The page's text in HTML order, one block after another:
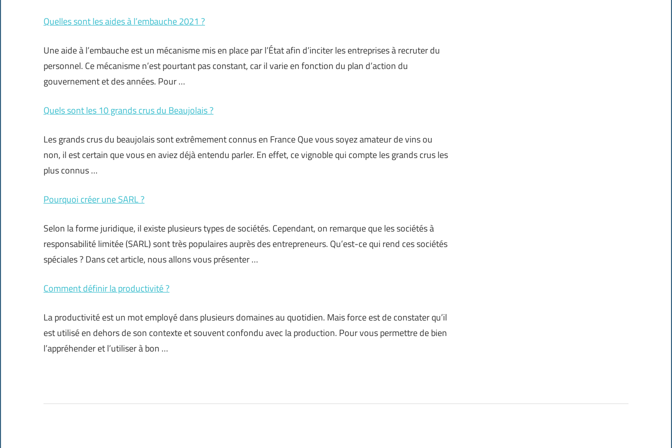
Quelles sont les aides à l’embauche 2021 ?
Une aide à l’embauche est un mécanisme mis en place par l’État afin d’inciter les entreprises à recruter du
personnel. Ce mécanisme n’est pourtant pas constant, car il varie en fonction du plan d’action du
gouvernement et des années. Pour …
Quels sont les 10 grands crus du Beaujolais ?
Les grands crus du beaujolais sont extrêmement connus en France Que vous soyez amateur de vins ou
non, il est certain que vous en aviez déjà entendu parler. En effet, ce vignoble qui compte les grands crus les
plus connus …
Pourquoi créer une SARL ?
Selon la forme juridique, il existe plusieurs types de sociétés. Cependant, on remarque que les sociétés à
responsabilité limitée (SARL) sont très populaires auprès des entrepreneurs. Qu’est-ce qui rend ces sociétés
spéciales ? Dans cet article, nous allons vous présenter …
Comment définir la productivité ?
La productivité est un mot employé dans plusieurs domaines au quotidien. Mais force est de constater qu’il
est utilisé en dehors de son contexte et souvent confondu avec la production. Pour vous permettre de bien
l’appréhender et l’utiliser à bon …